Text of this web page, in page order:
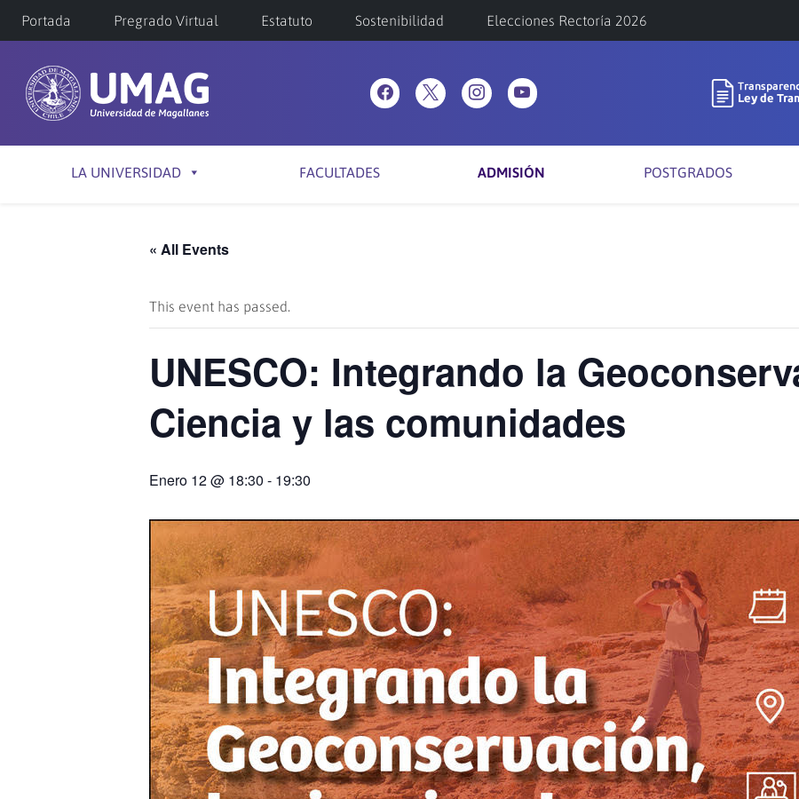
Portada Pregrado Virtual Estatuto Sostenibilidad Elecciones Rectoría 2026
LA UNIVERSIDAD FACULTADES ADMISIÓN POSTGRADOS
« All Events
This event has passed.
UNESCO: Integrando la
Ciencia y las comunidades
Enero 12 @ 18:30 - 19:30